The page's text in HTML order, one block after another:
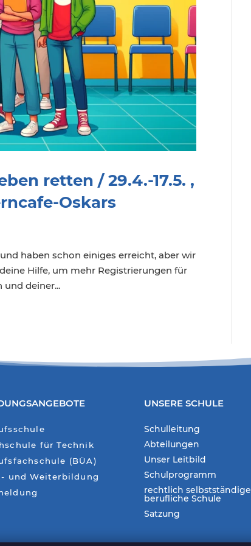
retten / 29.4.-17.5. ,
Oskars
haben schon einiges erreicht, aber wir
Hilfe, um mehr Registrierungen für
und deiner...
für Technik
(BÜA)
und Weiterbildung
UNSERE SCHULE
Schulleitung
Abteilungen
Unser Leitbild
Schulprogramm
rechtlich selbstständige
berufliche Schule
Satzung